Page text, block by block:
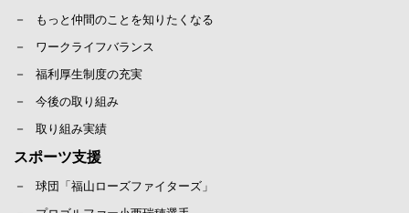
もっと仲間のことを知りたくなる
ワークライフバランス
福利厚生制度の充実
今後の取り組み
取り組み実績
スポーツ支援
球団「福山ローズファイターズ」